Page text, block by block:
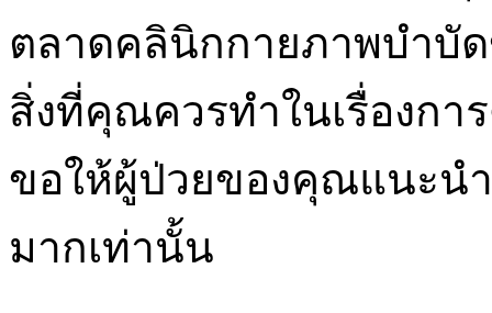
ตลาดคลินิกกายภาพบำบั
สิ่งที่คุณควรทำในเรื่องกา
ขอให้ผู้ป่วยของคุณแนะน
มากเท่านั้น